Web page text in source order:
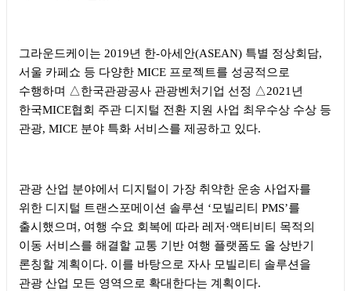
그라운드케이는 2019년 한-아세안(ASEAN) 특별 정상회담,
서울 카페쇼 등 다양한 MICE 프로젝트를 성공적으로
수행하며 △한국관광공사 관광벤처기업 선정 △2021 년
한국MICE협회 주관 디지털 전환 지원 사업 최우수상 수상 등
관광, MICE 분야 특화 서비스를 제공하고 있다.
관광 산업 분야에서 디지털이 가장 취약한 운송 사업자를
위한 디지털 트랜스포메이션 솔루션 ‘모빌리티 PMS’를
출시했으며 , 여행 수요 회복에 따라 레저 ·액티비티 목적의
이동 서비스를 해결할 교통 기반 여행 플랫폼도 올 상반기
론칭할 계획이다. 이를 바탕으로 자사 모빌리티 솔루션을
관광 산업 모든 영역으로 확대한다는 계획이다.